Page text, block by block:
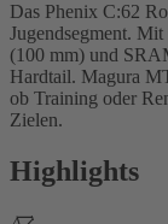
Das Phenix C:62
Jugendsegment.
(100 mm) und
Hardtail. Magura
ob Training oder
Zielen.
Highlights